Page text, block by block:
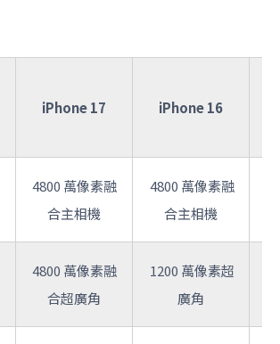
iPhone 17 iPhone 16
4800 萬像素融
合主相機
4800 萬像素融
合主相機
4800 萬像素融
合超廣角
1200 萬像素超
廣角